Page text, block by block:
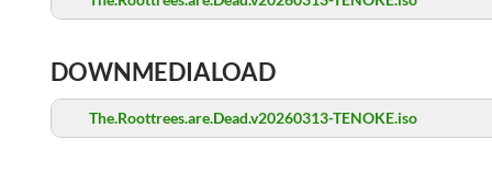
DOWNMEDIALOAD
The.Roottrees.are.Dead.v20260313-TENOKE.iso